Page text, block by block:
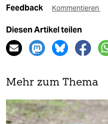
Feedback Kommentieren
Diesen Artikel teilen
Mehr zum Thema